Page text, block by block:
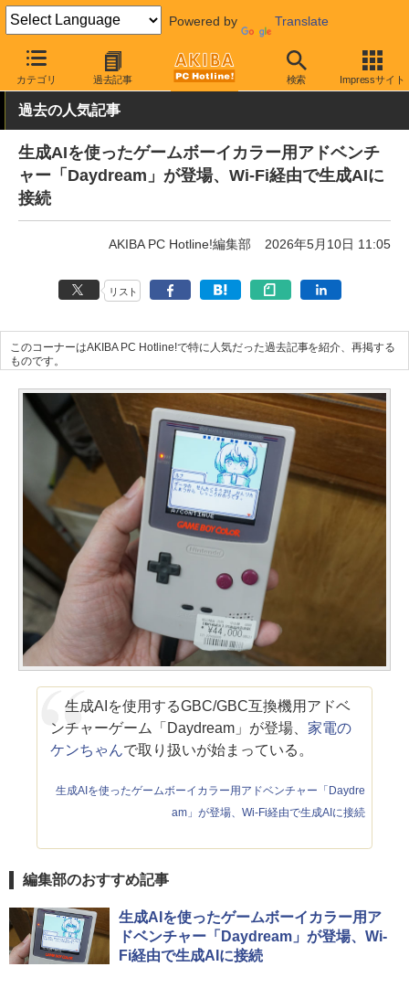
Powered by Translate
カテゴリ 過去記事 検索 Impressサイト
AKIBA PC Hotline! ガジェット ゲーム機関連
過去の人気記事
生成AIを使ったゲームボーイカラー用アドベンチ
ャー「Daydream」が登場、Wi-Fi経由で生成AIに
接続
AKIBA PC Hotline!編集部 2026年5月10日 11:05
リスト
このコーナーはAKIBA PC Hotline!で特に人気だった過去記事を紹介、再掲する
ものです。
生成AIを使用するGBC/GBC互換機用アドベ
ンチャーゲーム「Daydream」が登場、家電の
ケンちゃんで取り扱いが始まっている。
生成AIを使ったゲームボーイカラー用アドベンチャー「Daydre
am」が登場、Wi-Fi経由で生成AIに接続
編集部のおすすめ記事
生成AIを使ったゲームボーイカラー用ア
ドベンチャー「Daydream」が登場、Wi-
Fi経由で生成AIに接続